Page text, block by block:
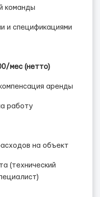
команды
и спецификациями
мес (нетто)
аренды
работу
на объект
(технический